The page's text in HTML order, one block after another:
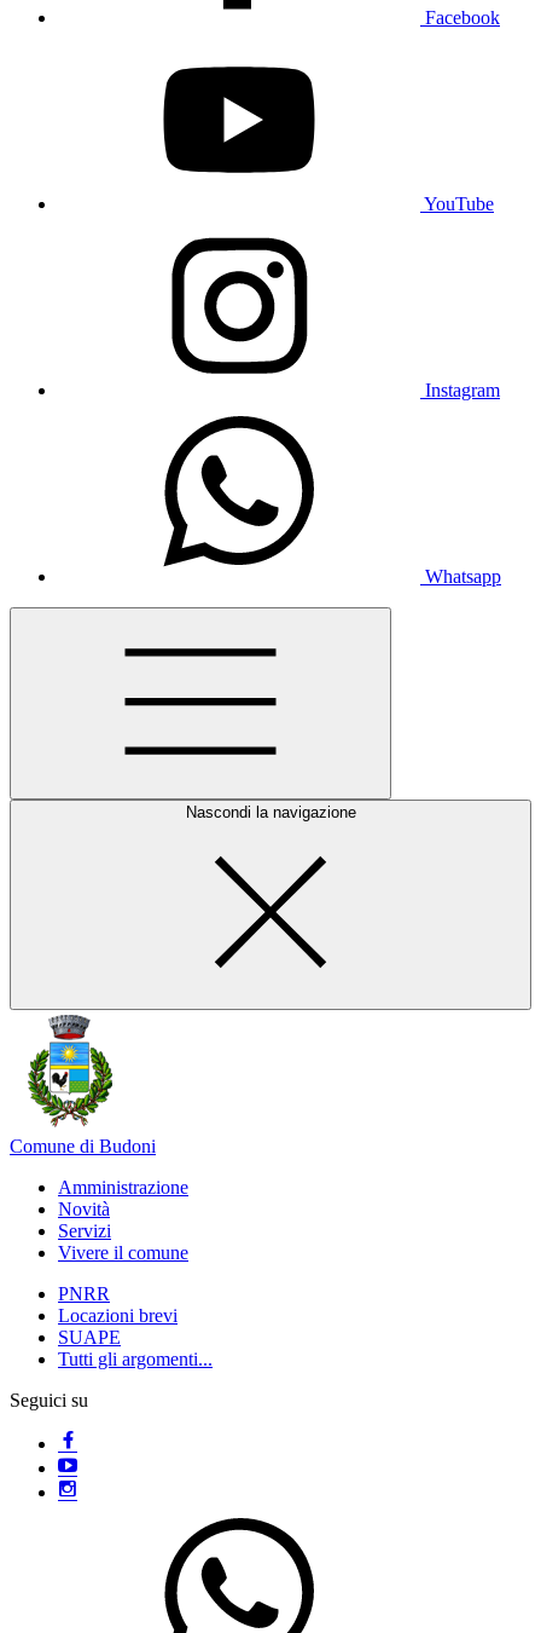
Facebook
YouTube
Instagram
Whatsapp
Nascondi la navigazione
Comune di Budoni
Amministrazione
Novità
Servizi
Vivere il comune
PNRR
Locazioni brevi
SUAPE
Tutti gli argomenti...
Seguici su